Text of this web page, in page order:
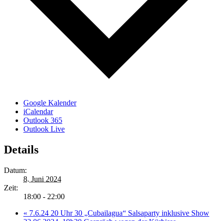
Google Kalender
iCalendar
Outlook 365
Outlook Live
Details
Datum:
8. Juni 2024
Zeit:
18:00 - 22:00
« 7.6.24 20 Uhr 30 „Cubailagua“ Salsaparty inklusive Show